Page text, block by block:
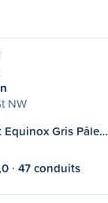
NW
Equinox Gris Pâle…
47 conduits